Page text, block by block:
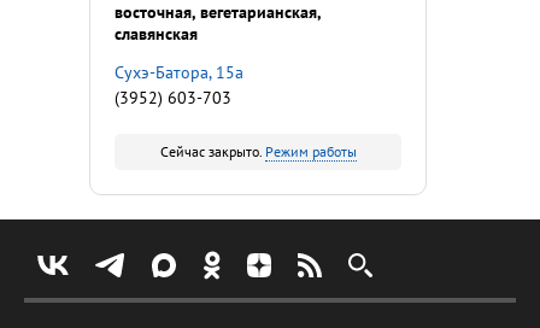
восточная вегетарианская
славянская
Сухэ-Батора, 15а
(3952) 603-703
Сейчас закрыто. Режим работы